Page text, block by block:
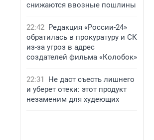
снижаются ввозные пошлины
22:42 Редакция «России-24»
обратилась в прокуратуру и СК
из-за угроз в адрес
создателей фильма «Колобок»
22:31
Не даст съесть лишнего
и уберет отеки: этот продукт
незаменим для худеющих